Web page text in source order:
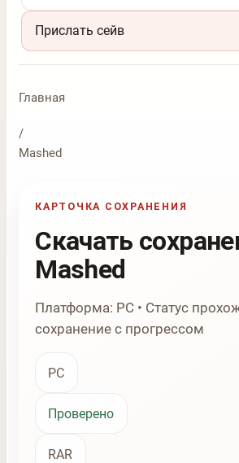
Прислать сейв
Главная
/
Mashed
КАРТОЧКА СОХРАНЕНИЯ
Скачать
Mashed
Платформа: PC • Статус
сохранение с прогрессом
PC
Проверено
RAR